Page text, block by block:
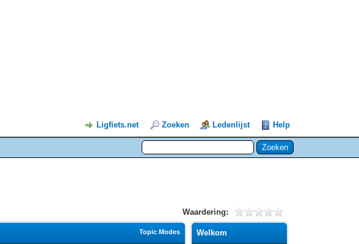
Ligfiets.net Zoeken Ledenlijst Help
Waardering:
Topic Modes Welkom